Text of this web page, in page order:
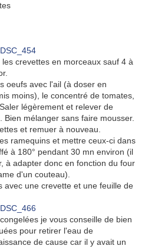
crevettes en morceaux sauf 4 à
oeufs avec l'ail (à doser en
moins), le concentré de tomates,
légèrement et relever de
mélanger sans faire mousser.
et remuer à nouveau.
ramequins et mettre ceux-ci dans
à 180° pendant 30 mn environ (il
à adapter donc en fonction du four
d'un couteau).
avec une crevette et une feuille de
je vous conseille de bien
pour retirer l'eau de
de cause car il y avait un